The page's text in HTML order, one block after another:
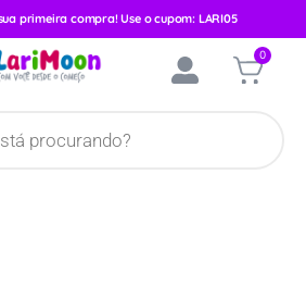
primeira compra! Use o cupom: LARI05
0
/Chupetas
/ Chupeta Neopan
Ortodôntico Azul Gato 4866